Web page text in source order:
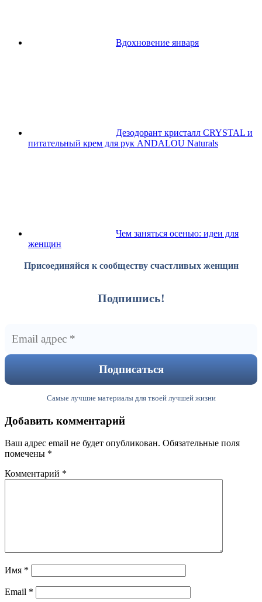
Вдохновение января
Дезодорант кристалл CRYSTAL и
питательный крем для рук ANDALOU Naturals
Чем заняться осенью: идеи для
женщин
Присоединяйся к сообществу счастливых женщин
Подпишись!
Самые лучшие материалы для твоей лучшей жизни
Добавить комментарий
Ваш адрес email не будет опубликован. Обязательные поля
помечены *
Комментарий *
Имя *
Email *